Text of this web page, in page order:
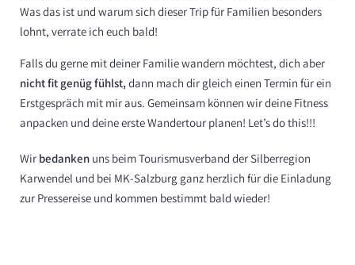
Was das ist und warum sich dieser Trip für Familien besonders
lohnt, verrate ich euch bald!
Falls du gerne mit deiner Familie wandern möchtest, dich aber
nicht fit genüg fühlst, dann mach dir gleich einen Termin für ein
Erstgespräch mit mir aus. Gemeinsam können wir deine Fitness
anpacken und deine erste Wandertour planen! Let’s do this!!!
Wir bedanken uns beim Tourismusverband derSilberregion
Karwendel und bei MK-Salzburg ganz herzlich für die Einladung
zur Pressereise und kommen bestimmt bald wieder!